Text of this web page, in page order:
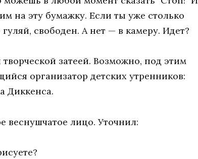
на эту бумажку. Если ты уже столько
свободен. А нет — в камеру. Идет?
затеей. Возможно, под этим
организатор детских утренников:
Диккенса.
веснушчатое лицо. Уточнил: